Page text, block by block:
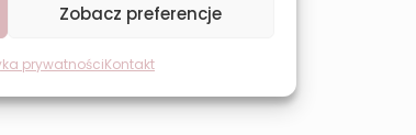
Zobacz preferencje
prywatnościKontakt